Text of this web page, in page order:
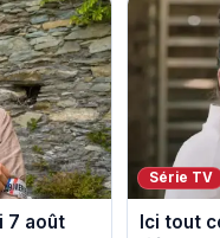
7 août
Série TV
Ici tout